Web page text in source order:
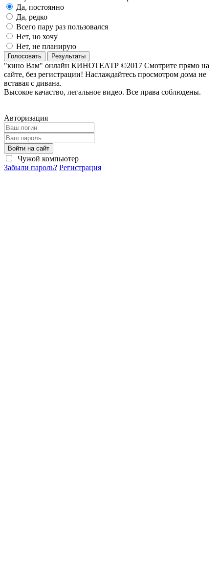
Да, постоянно
Да, редко
Всего пару раз пользовался
Нет, но хочу
Нет, не планирую
Голосовать Результаты
"кино Вам" онлайн КИНОТЕАТР ©2017 Смотрите прямо на
сайте, без регистрации! Наслаждайтесь просмотром дома не
вставая с дивана.
Высокое качаство, легальное видео. Все права соблюдены.
Авторизация
Войти на сайт
Чужой компьютер
Забыли пароль? Регистрация